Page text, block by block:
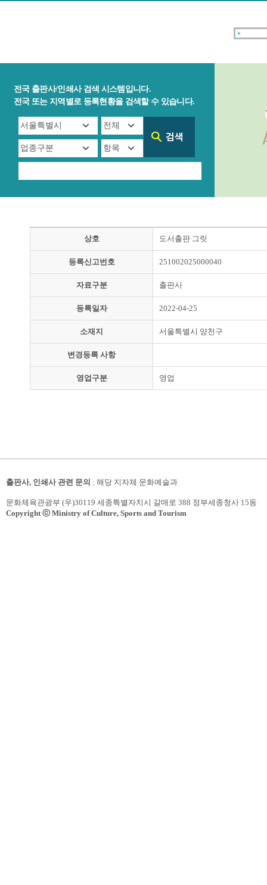
전국 출판사/인쇄사 검색 시스템입니다.
전국 또는 지역별로 등록현황을 검색할 수 있습니다.
상호 도서출판 그릿
등록신고번호 251002025000040
자료구분 출판사
등록일자 2022-04-25
소재지 서울특별시 양천구
변경등록 사항
영업구분 영업
출판사, 인쇄사 관련 문의 : 해당 지자체 문화예술과
문화체육관광부 (우)30119 세종특별자치시 갈매로 388 정부세종청사 15동
Copyright ⓒ Ministry of Culture, Sports and Tourism